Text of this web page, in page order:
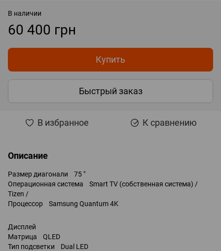
В наличии
60 400 грн
Купить
Быстрый заказ
В избранное К сравнению
Описание
Размер диагонали 75 "
Операционная система Smart TV (собственная система) /
Tizen /
Процессор Samsung Quantum 4K
Дисплей
Матрица QLED
Тип подсветки Dual LED